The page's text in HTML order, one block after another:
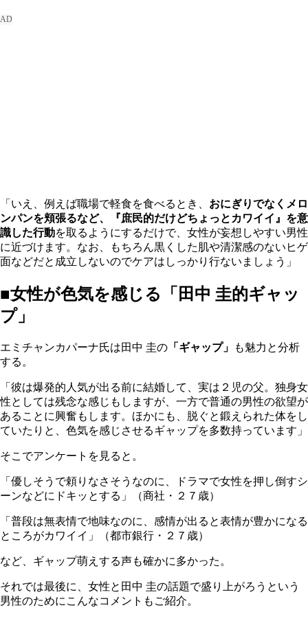
「いえ、例えば職場で軽食を食べるとき、 おにぎりでなくメロ
ンパンを頬張るなど、『庶民的だけどちょっとカワイイ』を意
識した行動を取るようにするだけで、女性が妄想しやすい男性
に近づけます。なお、もちろん黒くした肌や清潔感のないヒゲ
面などだと成立しないのでケアはしっかり行ないましょう」
■女性が色気を感じる「田中 圭的ギャッ
プ」
エミチャンカパーナ氏は田中 圭の 「ギャップ」
も魅力と分析
する。
「彼は爆発的人気が出る前に結婚して、実は２児の父。独身女
性としては残念な感じもしますが、一方で普通の男性の欲望が
あることに興奮もします。ほかにも、脱ぐと鍛えられた体をし
ていたりと、色気を感じさせるギャップを多数持っています」
そこでアンケートを見ると。
「優しそうで頼りなさそうなのに、ドラマで女性を押し倒すシ
ーンなどにドキッとする」（商社・２７歳）
「普段は無表情で地味なのに、感情が出ると表情が豊かになる
ところがカワイイ」（都市銀行・２７歳）
など、ギャップ萌えする声も確かに多かった。
それでは最後に、女性と田中 圭の話題で盛り上がろうという
男性のためにこんなコメントもご紹介。